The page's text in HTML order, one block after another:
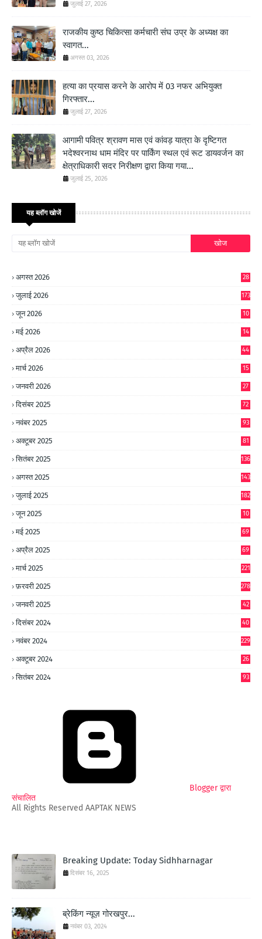
जुलाई 27, 2026
राजकीय कुष्ठ चिकित्सा कर्मचारी संघ उप्र के अध्यक्ष का
स्वागत...
अगस्त 03, 2026
हत्या का प्रयास करने के आरोप में 03 नफर अभियुक्त
गिरफ्तार...
जुलाई 27, 2026
आगामी पवित्र श्रावण मास एवं कांवड़ यात्रा के दृष्टिगत
भदेश्वरनाथ धाम मंदिर पर पार्किंग स्थल एवं रूट डायवर्जन का
क्षेत्राधिकारी सदर निरीक्षण द्वारा किया गया...
जुलाई 25, 2026
यह ब्लॉग खोजें
अगस्त 2026 28
जुलाई 2026 173
जून 2026
10
मई 2026
14
अप्रैल 2026 44
मार्च 2026 15
जनवरी 2026 27
दिसंबर 2025 72
नवंबर 2025 93
अक्टूबर 2025 81
सितंबर 2025 136
अगस्त 2025 143
जुलाई 2025 182
जून 2025
10
मई 2025 69
अप्रैल 2025 69
मार्च 2025 221
फ़रवरी 2025 278
जनवरी 2025
42
दिसंबर 2024
40
नवंबर 2024 229
अक्टूबर 2024
26
सितंबर 2024 93
Blogger द्वारा
संचालित
All Rights Reserved AAPTAK NEWS
Breaking Update: Today Sidhharnagar
दिसंबर 16, 2025
ब्रेकिंग न्यूज़ गोरखपुर...
नवंबर 03, 2024